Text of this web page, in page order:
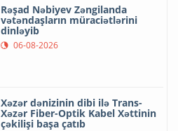
Rəşad Nəbiyev Zəngilanda
vətəndaşların müraciətlərini
dinləyib
06-08-2026
Xəzər dənizinin dibi ilə Trans-
Xəzər Fiber-Optik Kabel Xəttinin
çəkilişi başa çatıb